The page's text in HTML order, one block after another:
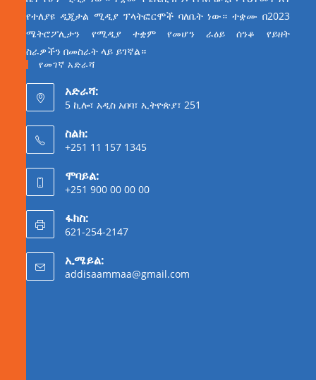
የተለያዩ ዲጂታል ሚዲያ ፕላትፎርሞች ባለቤት ነው። ተቋሙ በ2023
ሜትሮፖሊታን የሚዲያ ተቋም የመሆን ራዕይ ሰንቆ የይዘት
ስራዎችን በመስራት ላይ ይገኛል።
የመገኛ አድራሻ
አድራሻ:
5 ኪሎ፣ አዲስ አበባ፣ ኢትዮጵያ፣ 251
ስልክ:
+251 11 157 1345
ሞባይል:
+251 900 00 00 00
ፋክስ:
621-254-2147
ኢሜይል:
addisaammaa@gmail.com